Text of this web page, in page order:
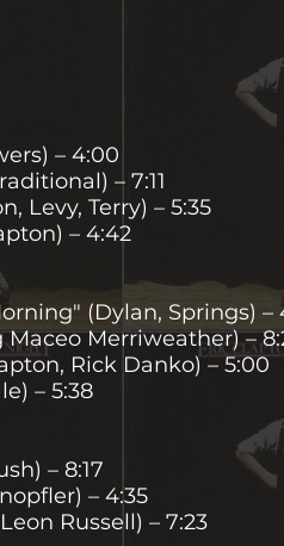
– 4:00
– 7:11
Levy, Terry) – 5:35
– 4:42
(Dylan, Springs) –
Merriweather) –
Rick Danko) – 5:00
– 5:38
– 8:17
– 4:35
Russell) – 7:23